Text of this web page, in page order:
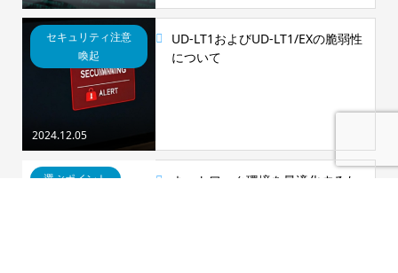
2024.12.05
セキュリティ注意
喚起
UD-LT1およびUD-LT1/EXの脆弱性
について
選ぶポイント
ネットワーク環境を最適化するた